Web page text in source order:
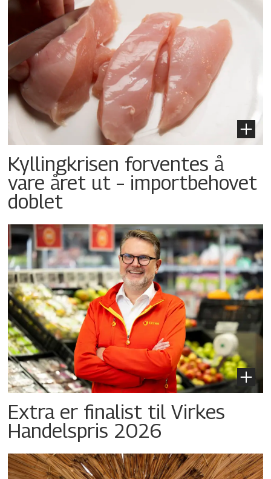
Kyllingkrisen forventes å
vare året ut – importbehovet
doblet
Extra er finalist til Virkes
Handelspris 2026